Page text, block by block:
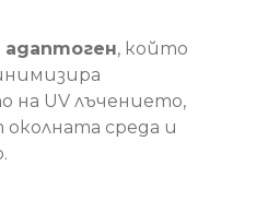
, който
на UV лъчението,
среда и